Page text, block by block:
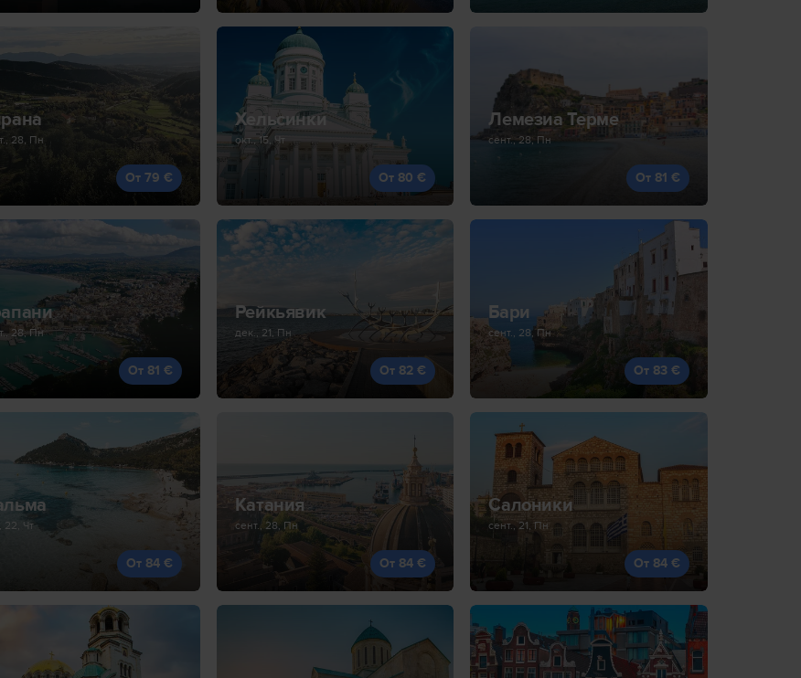
28, Пн
От 79 €
Хельсинки
окт., 15, Чт
От 80 €
Лемезиа Терме
сент., 28, Пн
От 81 €
28, Пн
От 81 €
Рейкьявик
дек., 21, Пн
От 82 €
Бари
сент., 28, Пн
От 83 €
22, Чт
От 84 €
Катания
сент., 28, Пн
От 84 €
Салоники
сент., 21, Пн
От 84 €